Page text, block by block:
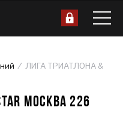
ЛИГА ТРИАТЛОНА &
МОСКВА 226